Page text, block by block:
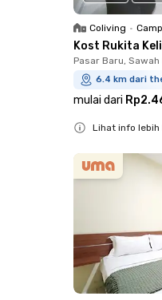
Coliving •
Kost Rukita
Pasar Baru,
6.4 km dari
mulai dari
Lihat info lebih